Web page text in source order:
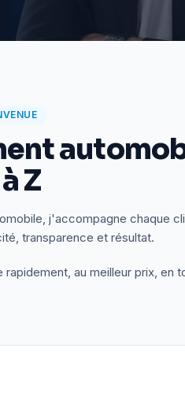
Z
j'accompagne chaque
transparence et résultat.
au meilleur prix, en